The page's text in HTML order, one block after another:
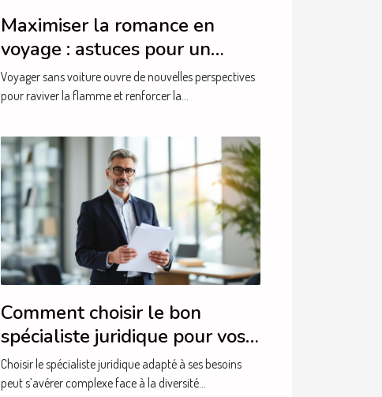
Maximiser la romance en
voyage : astuces pour un
séjour intime sans auto
Voyager sans voiture ouvre de nouvelles perspectives
pour raviver la flamme et renforcer la...
Comment choisir le bon
spécialiste juridique pour vos
besoins ?
Choisir le spécialiste juridique adapté à ses besoins
peut s’avérer complexe face à la diversité...